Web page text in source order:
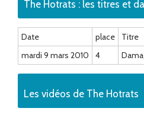
The Hotrats : les titres et
Date place
Titre
mardi 9 mars 2010
4
Les vidéos de The Hotrats